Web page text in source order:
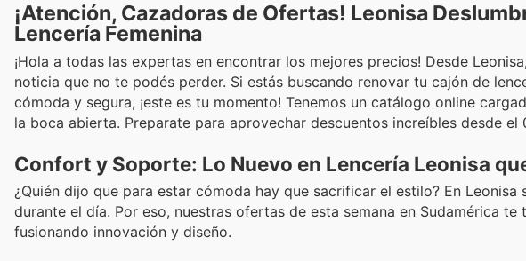
¡Atención, Cazadoras de Ofertas! Leonisa
Lencería Femenina
¡Hola a todas las expertas en encontrar los mejores precios! Desde
noticia que no te podés perder. Si estás buscando renovar tu cajón de
cómoda y segura, ¡este es tu momento! Tenemos un catálogo online
la boca abierta. Preparate para aprovechar descuentos increíbles desde el
Confort y Soporte: Lo Nuevo en Lencería Leonisa
¿Quién dijo que para estar cómoda hay que sacrificar el estilo? En
durante el día. Por eso, nuestras ofertas de esta semana en Sudamérica
fusionando innovación y diseño.